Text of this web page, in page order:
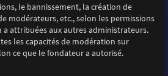
le bannissement, la création de
modérateurs, etc., selon les permissions
attribuées aux autres administrateurs.
les capacités de modération sur
ce que le fondateur a autorisé.